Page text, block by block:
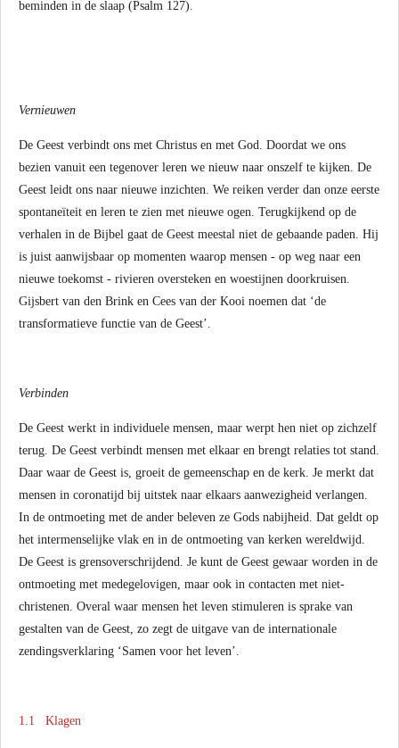
beminden in de slaap (Psalm 127).
Vernieuwen
De Geest verbindt ons met Christus en met God. Doordat we ons
bezien vanuit een tegenover leren we nieuw naar onszelf te kijken. De
Geest leidt ons naar nieuwe inzichten. We reiken verder dan onze eerste
spontaneïteit en leren te zien met nieuwe ogen. Terugkijkend op de
verhalen in de Bijbel gaat de Geest meestal niet de gebaande paden. Hij
is juist aanwijsbaar op momenten waarop mensen - op weg naar een
nieuwe toekomst - rivieren oversteken en woestijnen doorkruisen.
Gijsbert van den Brink en Cees van der Kooi noemen dat ‘de
transformatieve functie van de Geest’.
Verbinden
De Geest werkt in individuele mensen, maar werpt hen niet op zichzelf
terug. De Geest verbindt mensen met elkaar en brengt relaties tot stand.
Daar waar de Geest is, groeit de gemeenschap en de kerk. Je merkt dat
mensen in coronatijd bij uitstek naar elkaars aanwezigheid verlangen.
In de ontmoeting met de ander beleven ze Gods nabijheid. Dat geldt op
het intermenselijke vlak en in de ontmoeting van kerken wereldwijd.
De Geest is grensoverschrijdend. Je kunt de Geest gewaar worden in de
ontmoeting met medegelovigen, maar ook in contacten met niet-
christenen. Overal waar mensen het leven stimuleren is sprake van
gestalten van de Geest, zo zegt de uitgave van de internationale
zendingsverklaring ‘Samen voor het leven’.
1.1 Klagen